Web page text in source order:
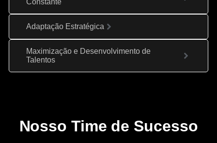
Constante
Adaptação Estratégica
Maximização e Desenvolvimento de
Talentos
Nosso Time de Sucesso